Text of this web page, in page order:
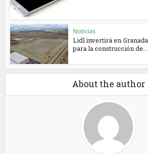
Noticias
Lidl invertirá en Granada
para la construcción de...
About the author